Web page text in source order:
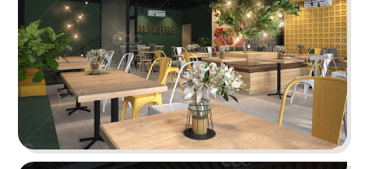
67
LE STEAK
Nhà hàng Âu
68
CƠM NIÊU VĨNH LONG
Nhà hàng Việt